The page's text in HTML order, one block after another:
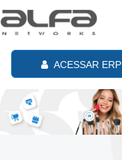
ACESSAR ERP